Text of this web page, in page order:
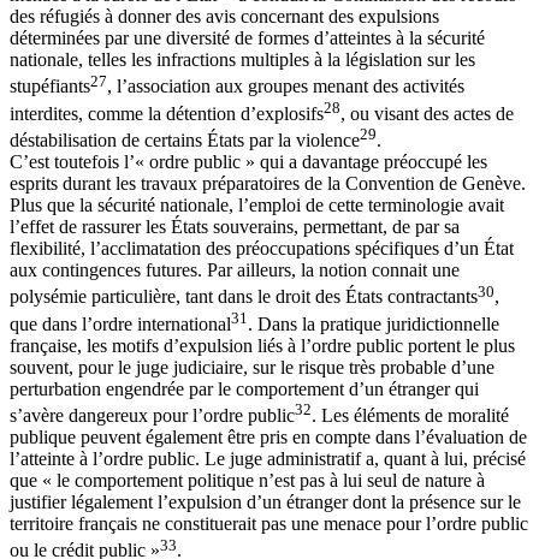
des réfugiés à donner des avis concernant des expulsions
déterminées par une diversité de formes d’atteintes à la sécurité
nationale, telles les infractions multiples à la législation sur les
stupéfiants27, l’association aux groupes menant des activités
interdites, comme la détention d’explosifs28, ou visant des actes de
déstabilisation de certains États par la violence29.
C’est toutefois l’« ordre public » qui a davantage préoccupé les
esprits durant les travaux préparatoires de la Convention de Genève.
Plus que la sécurité nationale, l’emploi de cette terminologie avait
l’effet de rassurer les États souverains, permettant, de par sa
flexibilité, l’acclimatation des préoccupations spécifiques d’un État
aux contingences futures. Par ailleurs, la notion connait une
polysémie particulière, tant dans le droit des États contractants30,
que dans l’ordre international31 . Dans la pratique juridictionnelle
française, les motifs d’expulsion liés à l’ordre public portent le plus
souvent, pour le juge judiciaire, sur le risque très probable d’une
perturbation engendrée par le comportement d’un étranger qui
s’avère dangereux pour l’ordre public32. Les éléments de moralité
publique peuvent également être pris en compte dans l’évaluation de
l’atteinte à l’ordre public. Le juge administratif a, quant à lui, précisé
que « le comportement politique n’est pas à lui seul de nature à
justifier légalement l’expulsion d’un étranger dont la présence sur le
territoire français ne constituerait pas une menace pour l’ordre public
ou le crédit public »33.